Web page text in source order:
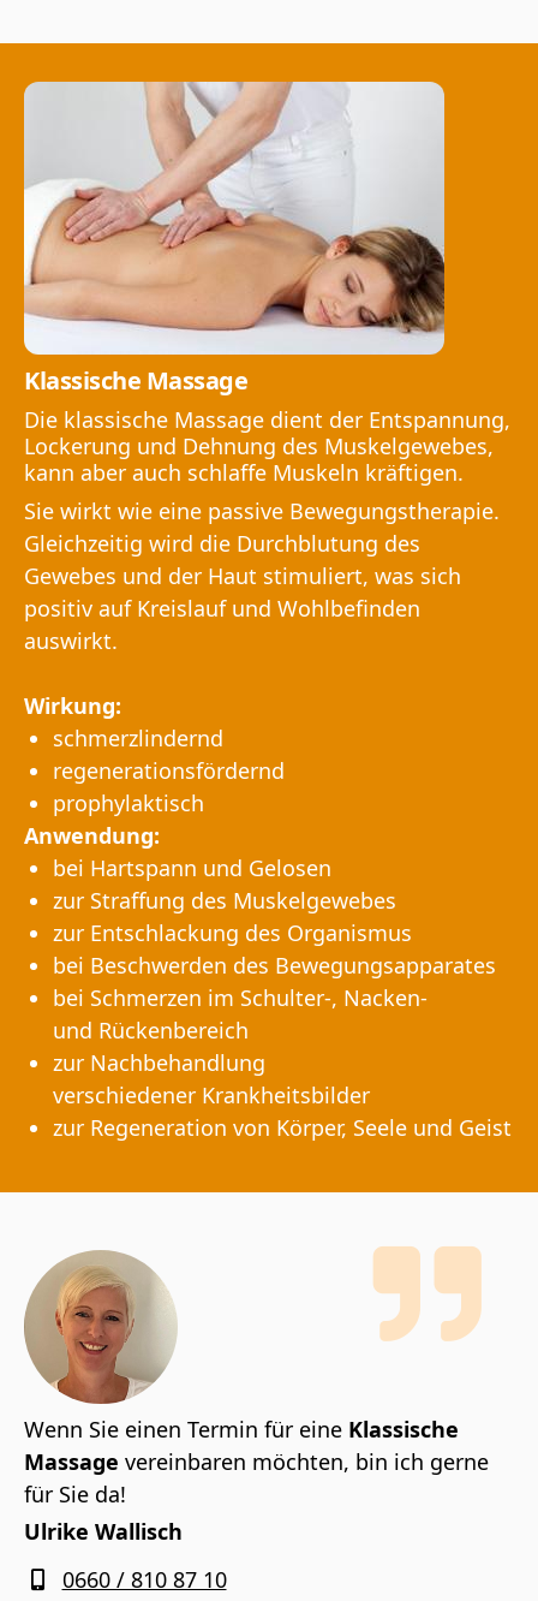
Klassische Massage
Die klassische Massage dient der Entspannung,
Lockerung und Dehnung des Muskelgewebes,
kann aber auch schlaffe Muskeln kräftigen.
Sie wirkt wie eine passive Bewegungstherapie.
Gleichzeitig wird die Durchblutung des
Gewebes und der Haut stimuliert, was sich
positiv auf Kreislauf und Wohlbefinden
auswirkt.
Wirkung:
schmerzlindernd
regenerationsfördernd
prophylaktisch
Anwendung:
bei Hartspann und Gelosen
zur Straffung des Muskelgewebes
zur Entschlackung des Organismus
bei Beschwerden des Bewegungsapparates
bei Schmerzen im Schulter-, Nacken-
und Rückenbereich
zur Nachbehandlung
verschiedener Krankheitsbilder
zur Regeneration von Körper, Seele und Geist
Wenn Sie einen Termin für eine Klassische
Massage vereinbaren möchten, bin ich gerne
für Sie da!
Ulrike Wallisch
0660 / 810 87 10